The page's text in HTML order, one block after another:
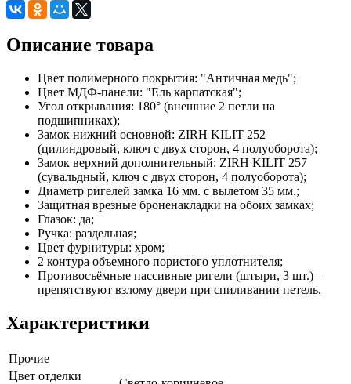
Описание товара
Цвет полимерного покрытия: "Античная медь";
Цвет МДФ-панели: "Ель карпатская";
Угол открывания: 180° (внешние 2 петли на
подшипниках);
Замок нижний основной: ZIRH KILIT 252
(цилиндровый, ключ с двух сторон, 4 полуоборота);
Замок верхний дополнительный: ZIRH KILIT 257
(сувальдный, ключ с двух сторон, 4 полуоборота);
Диаметр ригелей замка 16 мм. с вылетом 35 мм.;
Защитная врезные броненакладки на обоих замках;
Глазок: да;
Ручка: раздельная;
Цвет фурнитуры: хром;
2 контура объемного пористого уплотнителя;
Противосъёмные пассивные ригели (штыри, 3 шт.) –
препятствуют взлому двери при спиливании петель.
Характеристики
Прочие
Цвет отделки